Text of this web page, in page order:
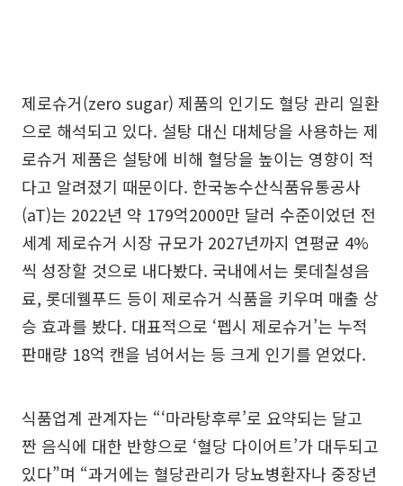
제로슈거(zero sugar) 제품의 인기도 혈당 관리 일환
으로 해석되고 있다. 설탕 대신 대체당을 사용하는 제
로슈거 제품은 설탕에 비해 혈당을 높이는 영향이 적
다고 알려졌기 때문이다. 한국농수산식품유통공사
(aT)는 2022년 약 179억2000만 달러 수준이었던 전
세계 제로슈거 시장 규모가 2027년까지 연평균 4%
씩 성장할 것으로 내다봤다. 국내에서는 롯데칠성음
료, 롯데웰푸드 등이 제로슈거 식품을 키우며 매출 상
승 효과를 봤다. 대표적으로 ‘펩시 제로슈거’는 누적
판매량 18억 캔을 넘어서는 등 크게 인기를 얻었다.
식품업계 관계자는 “‘마라탕후루’로 요약되는 달고
짠 음식에 대한 반향으로 ‘혈당 다이어트’가 대두되고
있다”며 “과거에는 혈당관리가 당뇨병환자나 중장년